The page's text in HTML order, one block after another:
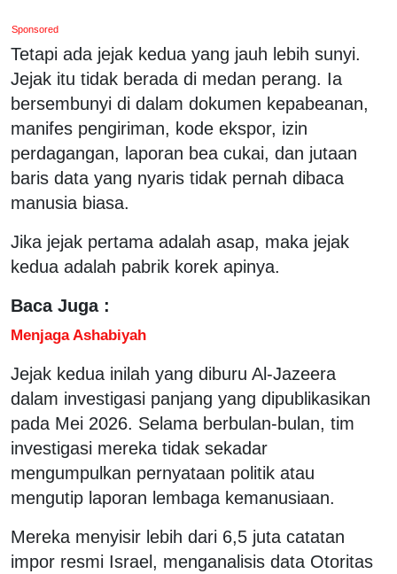
Sponsored
Tetapi ada jejak kedua yang jauh lebih sunyi.
Jejak itu tidak berada di medan perang. Ia
bersembunyi di dalam dokumen kepabeanan,
manifes pengiriman, kode ekspor, izin
perdagangan, laporan bea cukai, dan jutaan
baris data yang nyaris tidak pernah dibaca
manusia biasa.
Jika jejak pertama adalah asap, maka jejak
kedua adalah pabrik korek apinya.
Baca Juga :
Menjaga Ashabiyah
Jejak kedua inilah yang diburu Al-Jazeera
dalam investigasi panjang yang dipublikasikan
pada Mei 2026. Selama berbulan-bulan, tim
investigasi mereka tidak sekadar
mengumpulkan pernyataan politik atau
mengutip laporan lembaga kemanusiaan.
Mereka menyisir lebih dari 6,5 juta catatan
impor resmi Israel, menganalisis data Otoritas